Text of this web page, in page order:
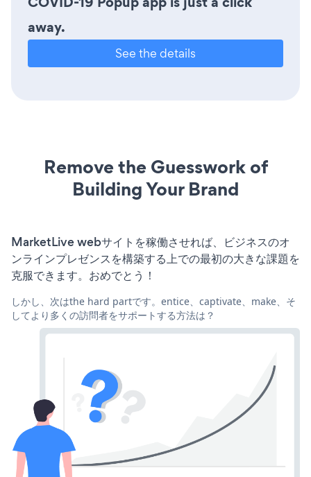
away.
See the details
Remove the Guesswork of
Building Your Brand
MarketLive webサイトを稼働させれば、ビジネスのオ
ンラインプレゼンスを構築する上での最初の大きな課題を
克服できます。おめでとう！
しかし、次はthe hard partです。entice、captivate、make、そ
してより多くの訪問者をサポートする方法は？